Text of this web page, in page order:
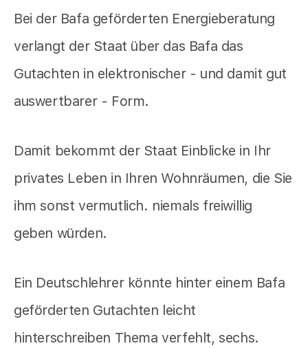
Bei der Bafa geförderten Energieberatung
verlangt der Staat über das Bafa das
Gutachten in elektronischer - und damit gut
auswertbarer - Form.
Damit bekommt der Staat Einblicke in Ihr
privates Leben in Ihren Wohnräumen, die Sie
ihm sonst vermutlich. niemals freiwillig
geben würden.
Ein Deutschlehrer könnte hinter einem Bafa
geförderten Gutachten leicht
hinterschreiben Thema verfehlt, sechs.